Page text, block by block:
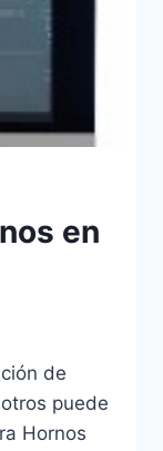
en
de
puede
Hornos